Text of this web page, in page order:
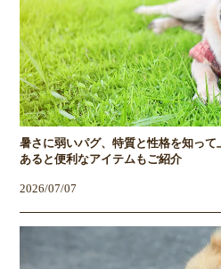
暑さに弱いパグ、特質と性格を知っ
あると便利なアイテムもご紹介
2026/07/07